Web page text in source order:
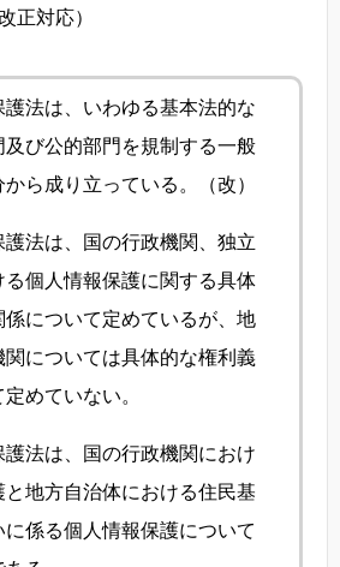
正対応）
護法は、いわゆる基本法的な
び公的部門を規制する一般
ら成り立っている。（改）
護法は、国の行政機関、独立
個人情報保護に関する具体
係について定めているが、地
については具体的な権利義
めていない。
護法は、国の行政機関におけ
と地方自治体における住民基
係る個人情報保護について